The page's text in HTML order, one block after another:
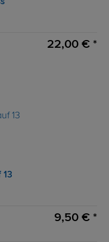
22,00 € *
13
9,50 € *